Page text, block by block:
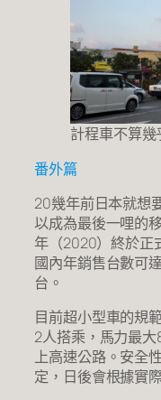
計程車不算幾
番外篇
20幾年前日本就想
以成為最後一哩的
年（2020）終於正
國內年銷售台數可
台。
目前超小型車的規
2人搭乘，馬力最
上高速公路。安全
定，日後會根據實